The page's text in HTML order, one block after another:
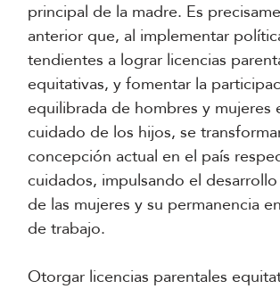
principal de la madre. Es
anterior que, al implementar
tendientes a lograr licencias
equitativas, y fomentar la
equilibrada de hombres y mujeres
cuidado de los hijos, se
concepción actual en el país
cuidados, impulsando el
de las mujeres y su permanencia
de trabajo.
Otorgar licencias parentales